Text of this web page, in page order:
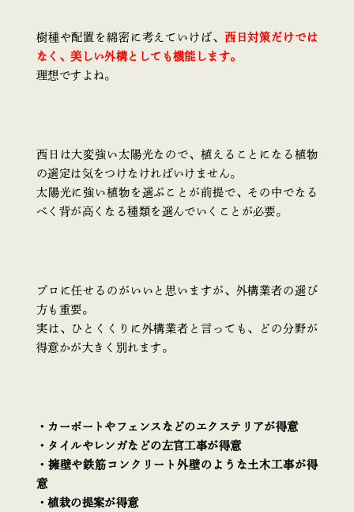
樹種や配置を綿密に考えていけば、 西日対策だけでは
なく、美しい外構としても機能します。
理想ですよね。
西日は大変強い太陽光なので、植えることになる植物
の選定は気をつけなければいけません。
太陽光に強い植物を選ぶことが前提で、その中でなる
べく背が高くなる種類を選んでいくことが必要。
プロに任せるのがいいと思いますが、外構業者の選び
方も重要。
実は、ひとくくりに外構業者と言っても、どの分野が
得意かが大きく別れます。
・カーポートやフェンスなどのエクステリアが得意
・タイルやレンガなどの左官工事が得意
・擁壁や鉄筋コンクリート外壁のような土木工事が得
意
・植栽の提案が得意